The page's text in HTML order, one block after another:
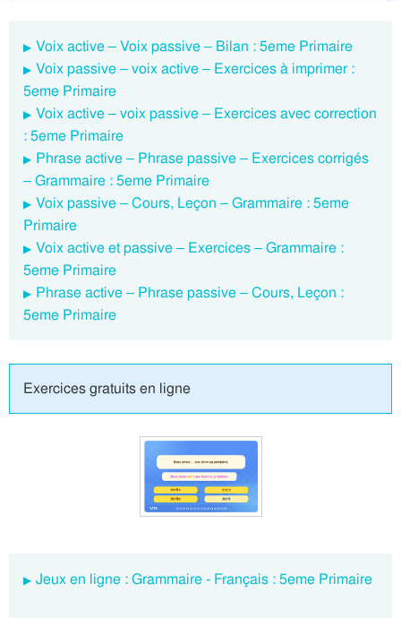
Voix active – Voix passive – Bilan : 5eme Primaire
Voix passive – voix active – Exercices à imprimer :
5eme Primaire
Voix active – voix passive – Exercices avec correction
: 5eme Primaire
Phrase active – Phrase passive – Exercices corrigés
– Grammaire : 5eme Primaire
Voix passive – Cours, Leçon – Grammaire : 5eme
Primaire
Voix active et passive – Exercices – Grammaire :
5eme Primaire
Phrase active – Phrase passive – Cours, Leçon :
5eme Primaire
Exercices gratuits en ligne
Jeux en ligne : Grammaire - Français : 5eme Primaire